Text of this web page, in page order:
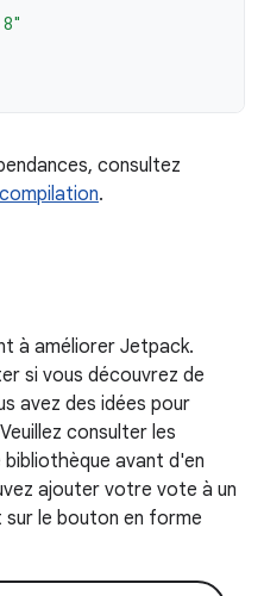
consultez
.
à améliorer Jetpack.
si vous découvrez de
avez des idées pour
consulter les
avant d'en
ajouter votre vote à un
le bouton en forme